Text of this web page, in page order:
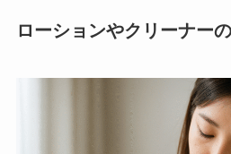
ローションやクリーナー